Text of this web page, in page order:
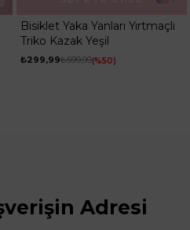
Bisiklet Yaka Yanları Yırtmaçlı
Triko Kazak Yeşil
₺299,99₺599,99 %50
Adresi